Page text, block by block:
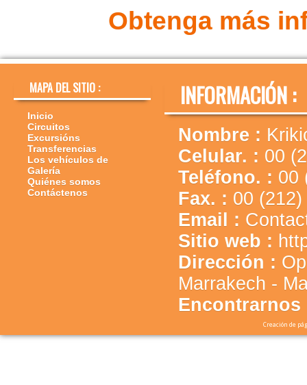
Obtenga más
MAPA DEL SITIO :
Inicio
Circuitos
Excursións
Transferencias
Los vehículos de
Galería
Quiénes somos
Contáctenos
INFORMACIÓN :
Nombre :
Celular. : 00
Teléfono. : 00
Fax. : 00
Email :
Sitio web :
Dirección :
Marrakech -
Encontrarnos
Creación de